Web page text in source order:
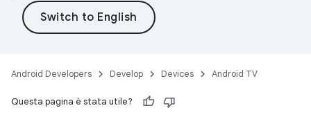
Android Developers Develop Devices Android TV
Questa pagina è stata utile?